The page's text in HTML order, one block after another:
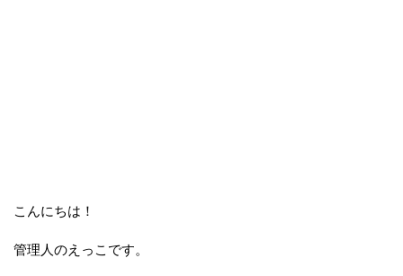
こんにちは！
管理人のえっこです。